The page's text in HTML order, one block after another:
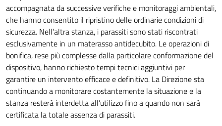
accompagnata da successive verifiche e monitoraggi ambientali,
che hanno consentito il ripristino delle ordinarie condizioni di
sicurezza. Nell’altra stanza, i parassiti sono stati riscontrati
esclusivamente in un materasso antidecubito. Le operazioni di
bonifica, rese più complesse dalla particolare conformazione del
dispositivo, hanno richiesto tempi tecnici aggiuntivi per
garantire un intervento efficace e definitivo. La Direzione sta
continuando a monitorare costantemente la situazione e la
stanza resterà interdetta all’utilizzo fino a quando non sarà
certificata la totale assenza di parassiti.